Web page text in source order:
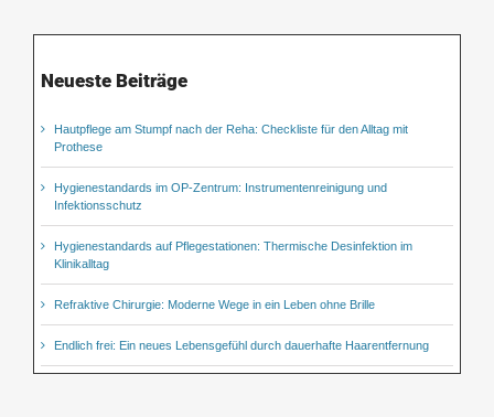
Neueste Beiträge
Hautpflege am Stumpf nach der Reha: Checkliste für den Alltag mit
Prothese
Hygienestandards im OP-Zentrum: Instrumentenreinigung und
Infektionsschutz
Hygienestandards auf Pflegestationen: Thermische Desinfektion im
Klinikalltag
Refraktive Chirurgie: Moderne Wege in ein Leben ohne Brille
Endlich frei: Ein neues Lebensgefühl durch dauerhafte Haarentfernung